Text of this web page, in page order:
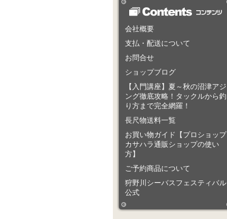
会社概要
支払・配送について
お問合せ
ショップブログ
【入門講座】夏～秋の沼津アジ
ング徹底攻略！タックルから釣
り方まで完全網羅！
長尺物送料一覧
お買い物ガイド【プロショップ
カサハラ通販ショップの使い
方】
ご予約商品について
狩野川シーバスフェスティバル
公式